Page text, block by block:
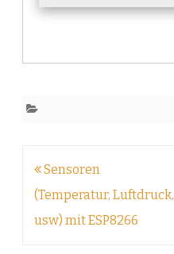
Beitragsnavigation
Sensoren
(Temperatur, Luftdruck,
usw) mit ESP8266